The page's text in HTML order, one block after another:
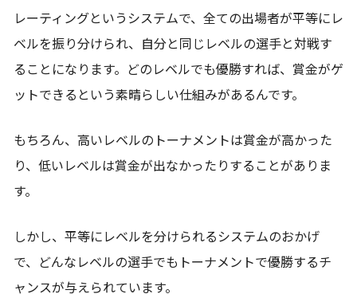
レーティングというシステムで、全ての出場者が平等にレ
ベルを振り分けられ、自分と同じレベルの選手と対戦す
ることになります。どのレベルでも優勝すれば、賞金がゲ
ットできるという素晴らしい仕組みがあるんです。
もちろん、高いレベルのトーナメントは賞金が高かった
り、低いレベルは賞金が出なかったりすることがありま
す。
しかし、平等にレベルを分けられるシステムのおかげ
で、どんなレベルの選手でもトーナメントで優勝するチ
ャンスが与えられています。